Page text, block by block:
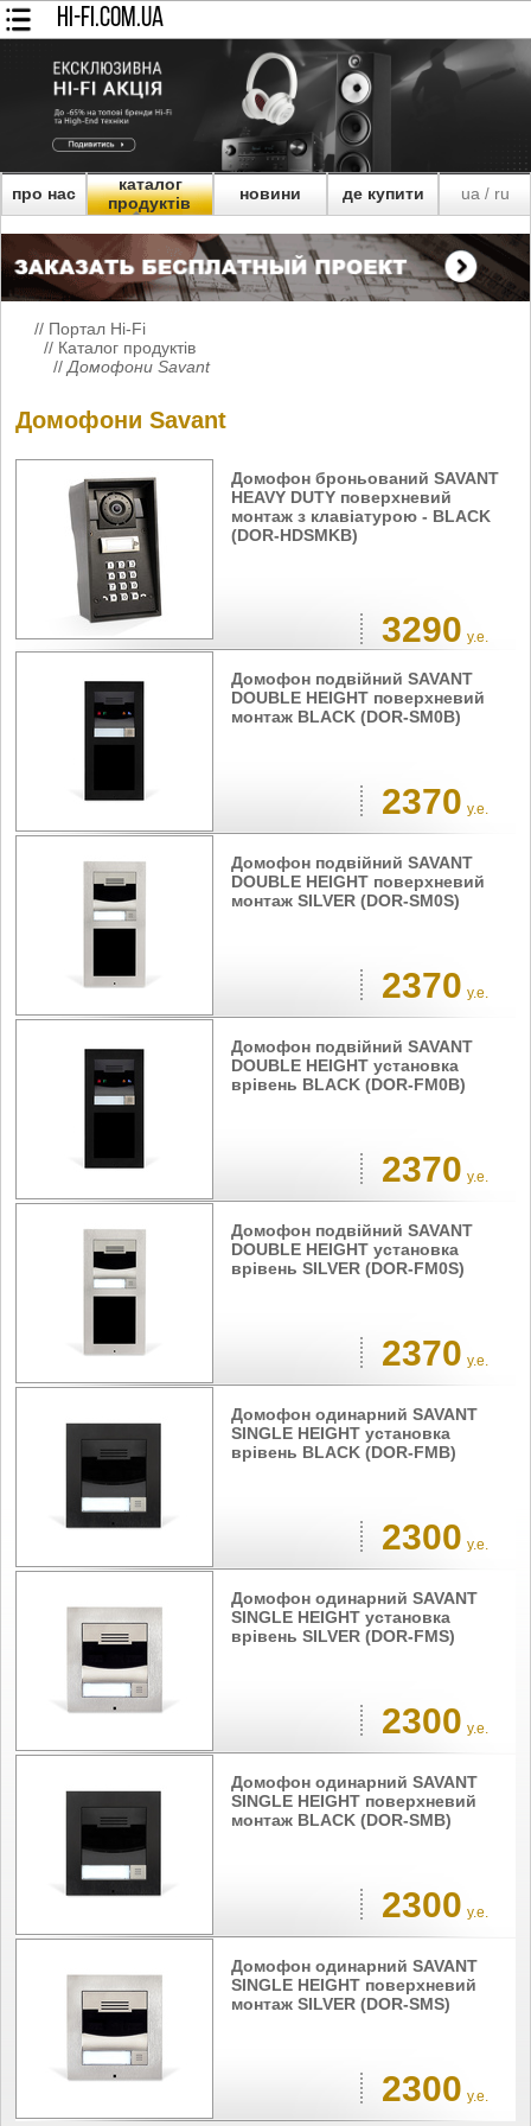
HI-FI.COM.UA
про нас
каталог
продуктів
новини де купити ua/ ru
// Портал Hi-Fi
// Каталог продуктів
// Домофони Savant
Домофони Savant
Домофон броньований SAVANT
HEAVY DUTY поверхневий
монтаж з клавіатурою - BLACK
(DOR-HDSMKB)
3290 у.е.
Домофон подвійний SAVANT
DOUBLE HEIGHT поверхневий
монтаж BLACK (DOR-SM0B)
2370 у.е.
Домофон подвійний SAVANT
DOUBLE HEIGHT поверхневий
монтаж SILVER (DOR-SM0S)
2370 у.е.
Домофон подвійний SAVANT
DOUBLE HEIGHT установка
врівень BLACK (DOR-FM0B)
2370 у.е.
Домофон подвійний SAVANT
DOUBLE HEIGHT установка
врівень SILVER (DOR-FM0S)
2370 у.е.
Домофон одинарний SAVANT
SINGLE HEIGHT установка
врівень BLACK (DOR-FMB)
2300 у.е.
Домофон одинарний SAVANT
SINGLE HEIGHT установка
врівень SILVER (DOR-FMS)
2300 у.е.
Домофон одинарний SAVANT
SINGLE HEIGHT поверхневий
монтаж BLACK (DOR-SMB)
2300 у.е.
Домофон одинарний SAVANT
SINGLE HEIGHT поверхневий
монтаж SILVER (DOR-SMS)
2300 у.е.